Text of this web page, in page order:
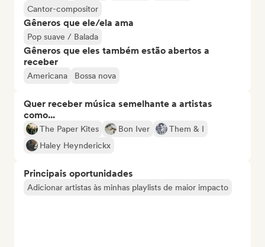
Cantor-compositor
Gêneros que ele/ela ama
Pop suave / Balada
Gêneros que eles também estão abertos a
receber
Americana Bossa nova
Quer receber música semelhante a artistas
como...
The Paper Kites Bon Iver
Them & I
Haley Heynderickx
Principais oportunidades
Adicionar artistas às minhas playlists de maior impacto